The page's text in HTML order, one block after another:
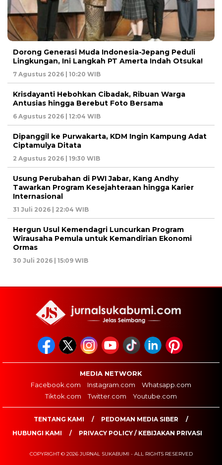
Dorong Generasi Muda Indonesia-Jepang Peduli
Lingkungan, Ini Langkah PT Amerta Indah Otsuka!
7 Agustus 2026 | 10:20 WIB
Krisdayanti Hebohkan Cibadak, Ribuan Warga
Antusias hingga Berebut Foto Bersama
6 Agustus 2026 | 12:04 WIB
Dipanggil ke Purwakarta, KDM Ingin Kampung Adat
Ciptamulya Ditata
2 Agustus 2026 | 19:30 WIB
Usung Perubahan di PWI Jabar, Kang Andhy
Tawarkan Program Kesejahteraan hingga Karier
Internasional
31 Juli 2026 | 22:04 WIB
Hergun Usul Kemendagri Luncurkan Program
Wirausaha Pemula untuk Kemandirian Ekonomi
Ormas
30 Juli 2026 | 15:09 WIB
MEDIA NETWORK
Facebook.com
Instagram.com
Whatsapp.com
Tiktok.com
Twitter.com Youtube.com
TENTANG KAMI
PEDOMAN MEDIA SIBER
HUBUNGI KAMI
PRIVACY POLICY / KEBIJAKAN PRIVASI
COPYRIGHT © 2026 JURNAL SUKABUMI - ALL RIGHTS RESERVED